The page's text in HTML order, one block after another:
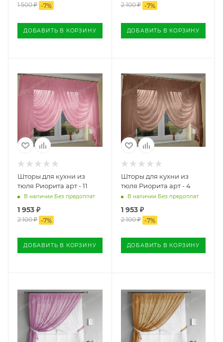
1 500₽ -7%
ДОБАВИТЬ В КОРЗИНУ
2 100₽ -7%
ДОБАВИТЬ В КОРЗИНУ
Шторы для кухни из
тюля Риорита арт - 11
В наличии Без предоплат
1 953 ₽
2 100₽ -7%
ДОБАВИТЬ В КОРЗИНУ
Шторы для кухни из
тюля Риорита арт - 4
В наличии Без предоплат
1 953₽
2 100₽ -7%
ДОБАВИТЬ В КОРЗИНУ